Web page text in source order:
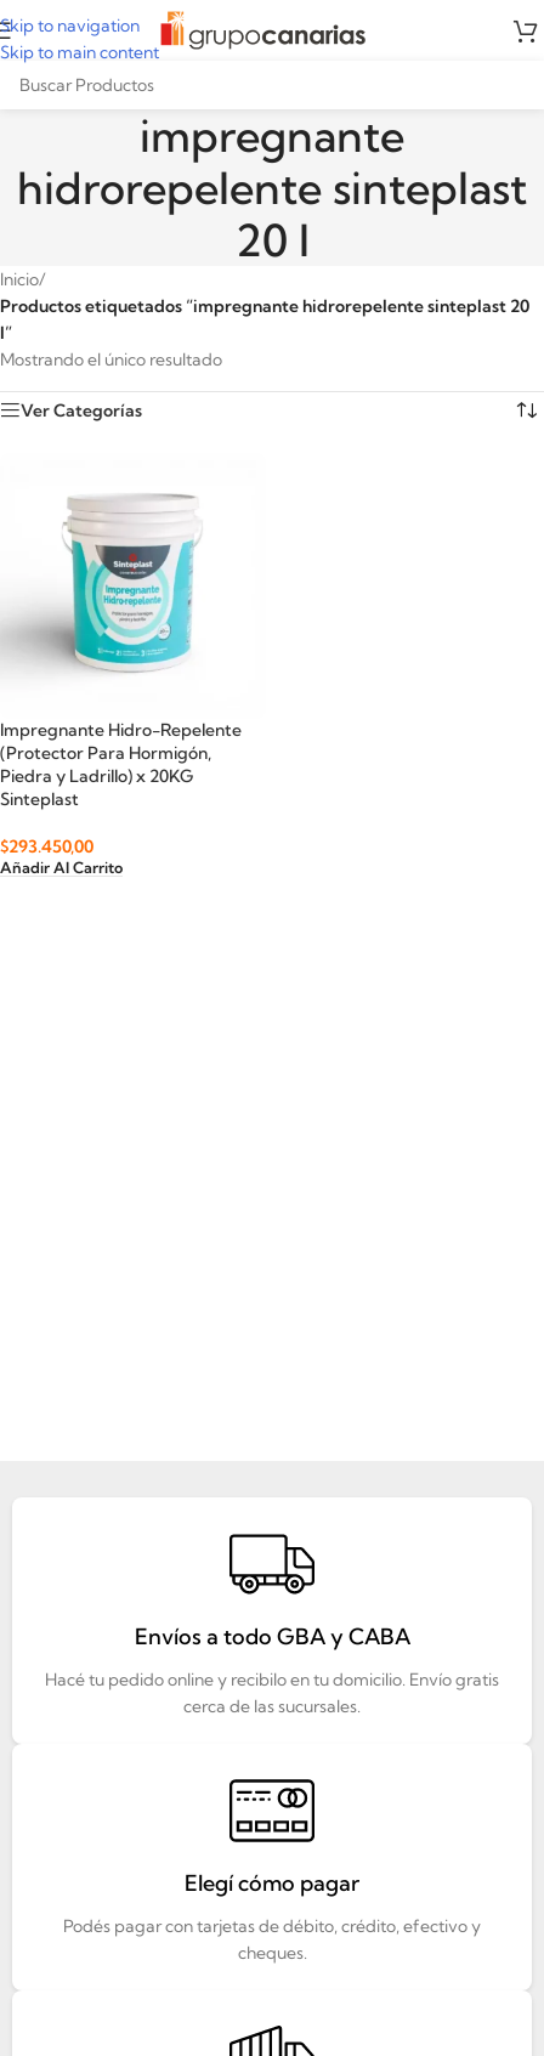
Skip to navigation
Skip to main content
impregnante
hidrorepelente sinteplast
20 l
Inicio/
Productos etiquetados “impregnante hidrorepelente sinteplast 20
l”
Mostrando el único resultado
Ver Categorías
Impregnante Hidro-Repelente
(Protector Para Hormigón,
Piedra y Ladrillo) x 20KG
Sinteplast
$293.450,00
Añadir Al Carrito
Envíos a todo GBA y CABA
Hacé tu pedido online y recibilo en tu domicilio. Envío gratis
cerca de las sucursales.
Elegí cómo pagar
Podés pagar con tarjetas de débito, crédito, efectivo y
cheques.